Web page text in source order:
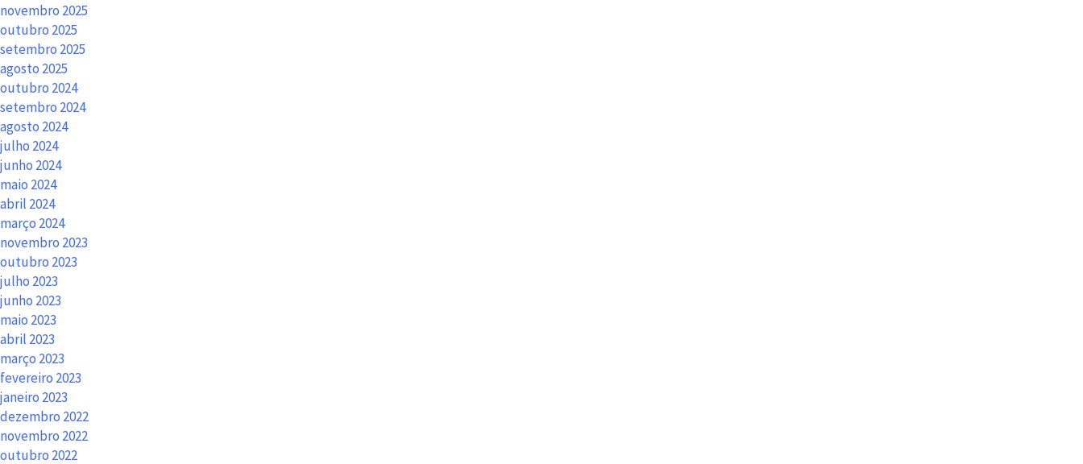
novembro 2025
outubro 2025
setembro 2025
agosto 2025
outubro 2024
setembro 2024
agosto 2024
julho 2024
junho 2024
maio 2024
abril 2024
março 2024
novembro 2023
outubro 2023
julho 2023
junho 2023
maio 2023
abril 2023
março 2023
fevereiro 2023
janeiro 2023
dezembro 2022
novembro 2022
outubro 2022